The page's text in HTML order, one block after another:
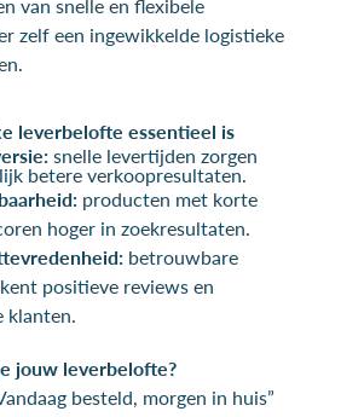
zelf een ingewikkelde logistieke
leverbelofte essentieel is
snelle levertijden zorgen
betere verkoopresultaten.
producten met korte
hoger in zoekresultaten.
betrouwbare
positieve reviews en
klanten.
jouw leverbelofte?
besteld, morgen in huis”